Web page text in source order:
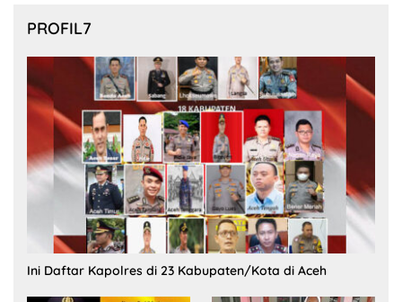
PROFIL7
Ini Daftar Kapolres di 23 Kabupaten/Kota di Aceh